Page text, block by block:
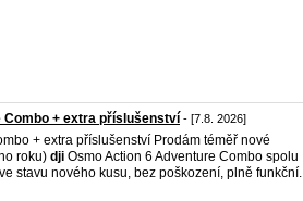
Combo + extra příslušenství - [7.8. 2026]
+ extra příslušenství Prodám téměř nové
roku) dji Osmo Action 6 Adventure Combo spolu
stavu nového kusu, bez poškození, plně funkční.